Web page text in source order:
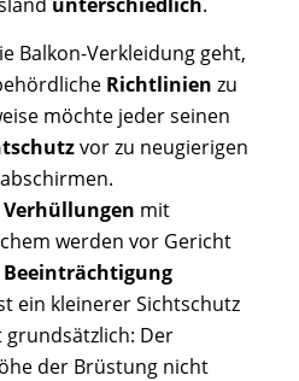
Balkon-Verkleidung geht,
Richtlinien zu
möchte jeder seinen
vor zu neugierigen
mit
werden vor Gericht
ein kleinerer Sichtschutz
Der
der Brüstung nicht